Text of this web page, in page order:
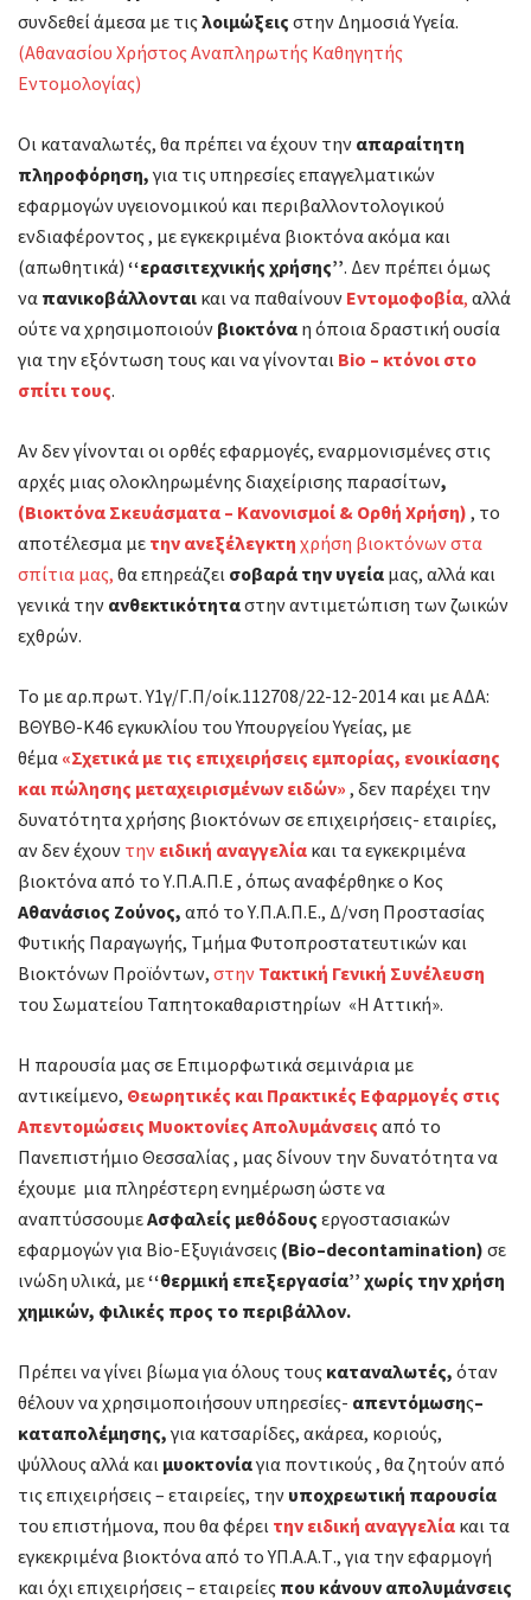
συνδεθεί άμεσα με τιςλοιμώξεις στην Δημοσιά Υγεία.
(Αθανασίου Χρήστος Αναπληρωτής Καθηγητής
Εντομολογίας)
Οι καταναλωτές, θα πρέπει να έχουν την απαραίτητη
πληροφόρηση,για τις υπηρεσίες επαγγελματικών
εφαρμογών υγειονομικού και περιβαλλοντολογικού
ενδιαφέροντος , με εγκεκριμένα βιοκτόνα ακόμα και
(απωθητικά) ‘‘ερασιτεχνικής χρήσης’’. Δεν πρέπει όμως
να πανικοβάλλονται και να παθαίνουν Εντομοφοβία, αλλά
ούτε να χρησιμοποιούν βιοκτόνα η όποια δραστική ουσία
για την εξόντωση τους και να γίνονται Bio – κτόνοι στο
σπίτι τους.
Αν δεν γίνονται οι ορθές εφαρμογές, εναρμονισμένες στις
αρχές μιας ολοκληρωμένης διαχείρισης παρασίτων,
(Βιοκτόνα Σκευάσματα – Κανονισμοί & Ορθή Χρήση) , το
αποτέλεσμα με την ανεξέλεγκτη χρήση βιοκτόνων στα
σπίτια μας, θα επηρεάζει σοβαρά την υγεία μας, αλλά και
γενικά την ανθεκτικότηταστην αντιμετώπιση των ζωικών
εχθρών.
Το με αρ.πρωτ. Υ1γ/Γ.Π/οίκ.112708/22-12-2014 και με ΑΔΑ:
ΒΘΥΒΘ-Κ46 εγκυκλίου του Υπουργείου Υγείας, με
θέμα «Σχετικά με τις επιχειρήσεις εμπορίας, ενοικίασης
και πώλησης μεταχειρισμένων ειδών» , δεν παρέχει την
δυνατότητα χρήσης βιοκτόνων σε επιχειρήσεις- εταιρίες,
αν δεν έχουν την ειδική αναγγελία και τα εγκεκριμένα
βιοκτόνα από το Υ.Π.Α.Π.Ε , όπως αναφέρθηκε ο Κος
Αθανάσιος Ζούνος, από το Υ.Π.Α.Π.Ε., Δ/νση Προστασίας
Φυτικής Παραγωγής, Τμήμα Φυτοπροστατευτικών και
Βιοκτόνων Προϊόντων, στην Τακτική Γενική Συνέλευση
του Σωματείου Ταπητοκαθαριστηρίων «Η Αττική».
Η παρουσία μας σε Επιμορφωτικά σεμινάρια με
αντικείμενο, Θεωρητικές και Πρακτικές Εφαρμογές στις
Απεντομώσεις Μυοκτονίες Απολυμάνσεις από το
Πανεπιστήμιο Θεσσαλίας , μας δίνουν την δυνατότητα να
έχουμε μια πληρέστερη ενημέρωση ώστε να
αναπτύσσουμεΑσφαλείς μεθόδους εργοστασιακών
εφαρμογών για Bio-Εξυγιάνσεις (Bio–decontamination) σε
ινώδη υλικά, με‘‘θερμική επεξεργασία’’ χωρίς την χρήση
χημικών, φιλικές προς το περιβάλλον.
Πρέπει να γίνει βίωμα για όλους τουςκαταναλωτές, όταν
θέλουν να χρησιμοποιήσουν υπηρεσίες- απεντόμωσης–
καταπολέμησης,για κατσαρίδες, ακάρεα, κοριούς,
ψύλλους αλλά και μυοκτονίαγια ποντικούς , θα ζητούν από
τις επιχειρήσεις – εταιρείες, την υποχρεωτική παρουσία
του επιστήμονα, που θα φέρει την ειδική αναγγελία και τα
εγκεκριμένα βιοκτόνα από το ΥΠ.Α.Α.Τ., για την εφαρμογή
και όχι επιχειρήσεις – εταιρείες που κάνουν απολυμάνσεις